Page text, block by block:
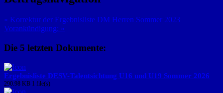
« Korrektur der Ergebnisliste DM Herren Sommer 2023
Vorankündigung: »
Die 5 letzten Dokumente:
Ergebnisliste DESV-Talentsichtung U16 und U19 Sommer 2026
290.98 KB 1 file(s)